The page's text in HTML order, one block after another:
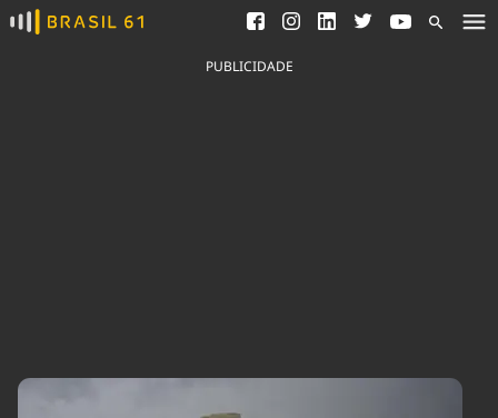
Ver todas as notícias
Saneamento
Indicadores
PUBLICIDADE